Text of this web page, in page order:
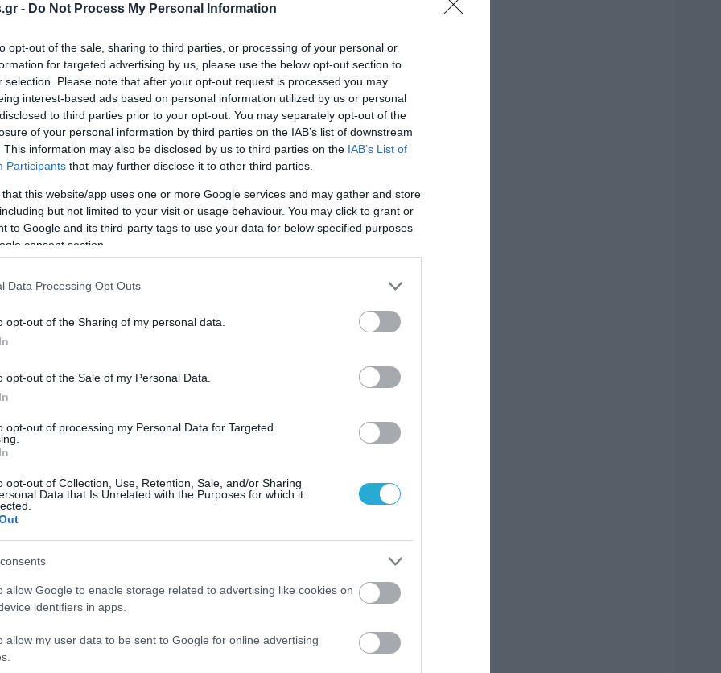
- Do Not Process My Personal Information
opt-out of the sale, sharing to third parties, or processing of your personal or
for targeted advertising by us, please use the below opt-out section to
selection. Please note that after your opt-out request is processed you may
interest-based ads based on personal information utilized by us or personal
to third parties prior to your opt-out. You may separately opt-out of the
of your personal information by third parties on the IAB’s list of downstream
This information may also be disclosed by us to third parties on the IAB’s List of
Participants that may further disclose it to other third parties.
that this website/app uses one or more Google services and may gather and store
but not limited to your visit or usage behaviour. You may click to grant or
to Google and its third-party tags to use your data for below specified purposes
consent section.
Data Processing Opt Outs
opt-out of the Sharing of my personal data.
opt-out of the Sale of my Personal Data.
opt-out of processing my Personal Data for Targeted
opt-out of Collection, Use, Retention, Sale, and/or Sharing
Data that Is Unrelated with the Purposes for which it
allow Google to enable storage related to advertising like cookies on
identifiers in apps.
allow my user data to be sent to Google for online advertising
για πρώτη φορά τη
κρατών από τη
την ώρα που η Ουκρανία
πεδίο σύγκρουσης.
ότι η Ρωσία και η Αρμενία μπορο
διαζύγιο» σηματοδοτεί μια από τις πιο
της Μόσχας τα τελευταία χρόνια.
στην Ουκρανία με στόχο τη διατήρηση
της Αρμενίας εμφανίζεται –
πιο διαλλακτική.
από τη ρωσική ομπρέλα